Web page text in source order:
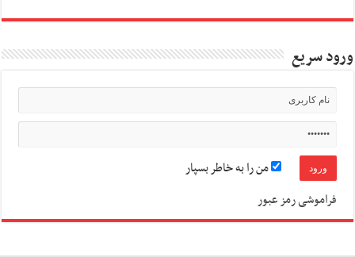
ورود سریع
من را به خاطر بسپار
فراموشی رمز عبور